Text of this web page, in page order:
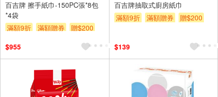
百吉牌 擦手紙巾-150PC張*8包
*4袋
滿額9折
滿額贈券
贈$200
$955
百吉牌抽取式廚房紙巾
滿額9折
滿額贈券 贈$200
$139